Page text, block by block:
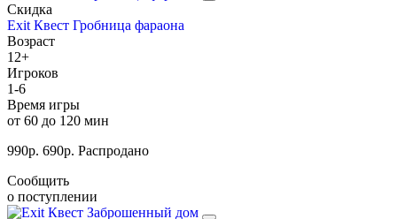
Скидка
Exit Квест Гробница фараона
Возраст
12+
Игроков
1-6
Время игры
от 60 до 120 мин
990р. 690р. Распродано
Сообщить
о поступлении